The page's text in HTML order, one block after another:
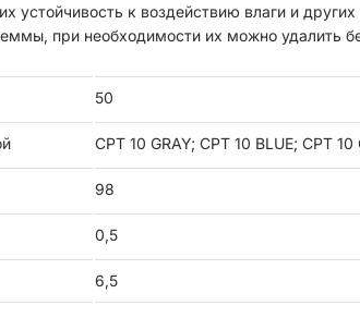
устойчивость к воздействию влаги и
при необходимости их можно удалить
50
CPT 10 GRAY; CPT 10 BLUE; CPT
98
0,5
6,5